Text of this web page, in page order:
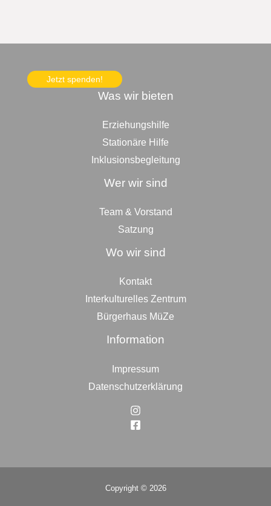
Jetzt spenden!
Was wir bieten
Erziehungshilfe
Stationäre Hilfe
Inklusionsbegleitung
Wer wir sind
Team & Vorstand
Satzung
Wo wir sind
Kontakt
Interkulturelles Zentrum
Bürgerhaus MüZe
Information
Impressum
Datenschutzerklärung
Copyright © 2026